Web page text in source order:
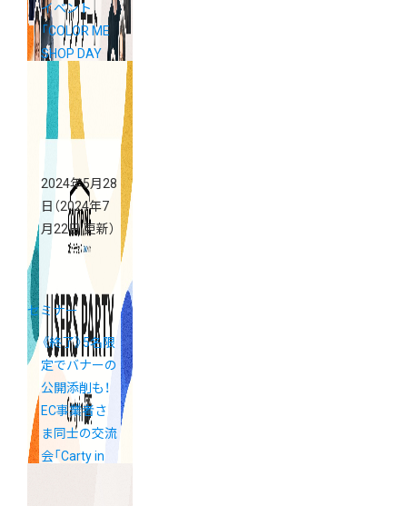
イベント
「COLOR ME
SHOP DAY
2024
Summer」
2024年5月28
日 （2024年7
月22日 更新）
セミナー
《終了》5名限
定でバナーの
公開添削も！
EC事業者さ
ま同士の交流
会「Carty in